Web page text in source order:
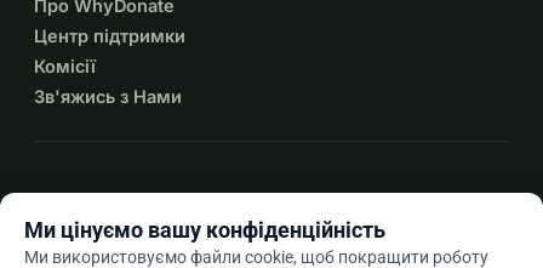
Про WhyDonate
Центр підтримки
Комісії
Зв'яжись з Нами
Ми цінуємо вашу конфіденційність
Ми використовуємо файли cookie, щоб покращити роботу